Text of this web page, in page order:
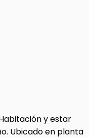
y estar
Ubicado en planta